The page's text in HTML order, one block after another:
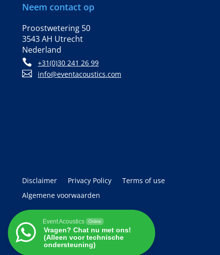
Neem contact op
Proostwetering 50
3543 AH Utrecht
Nederland
 +31(0)30 241 26 99
 info@eventacoustics.com
Event Acoustics Online
Vragen? Chat nu met ons!
(Alleen voor technische
ondersteuning)
Disclaimer Privacy Policy
Terms of use
Algemene voorwaarden
© 2003 - 2026Event Acoustics